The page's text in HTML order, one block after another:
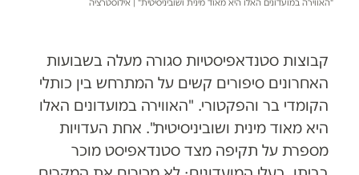
"האווירה במועדונים האלו היא מאוד מינית ושוביניסיטית" | אילוסטרציה
קבוצות סטנדאפיסטיות סגורה מעלה בשבועות
האחרונים סיפורים קשים על המתרחש בין כותלי
הקומדי בר והפקטורי. "האווירה במועדונים האלו
היא מאוד מינית ושוביניסיטית". אחת העדויות
מספרת על תקיפה מצד סטנדאפיסט מוכר